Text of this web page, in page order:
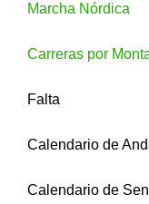
Marcha Nórdica
Carreras por
Falta
Calendario de
Calendario de